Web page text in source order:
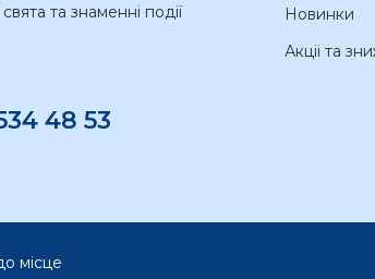
та знаменні події
48 53
Новинки
Акціі та
місце